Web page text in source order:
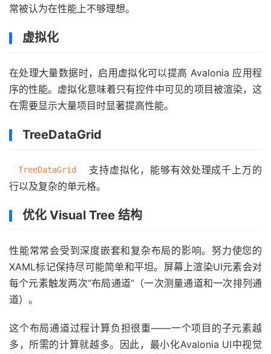
常被认为在性能上不够理想。
虚拟化
在处理大量数据时，启用虚拟化可以提高 Avalonia 应用程
序的性能。虚拟化意味着只有控件中可见的项目被渲染，这
在需要显示大量项目时显著提高性能。
TreeDataGrid
TreeDataGrid
支持虚拟化，能够有效处理成千上万的
行以及复杂的单元格。
优化 Visual Tree 结构
性能常常会受到深度嵌套和复杂布局的影响。努力使您的
XAML标记保持尽可能简单和平坦。屏幕上渲染UI元素会对
每个元素触发两次“布局通道”（一次测量通道和一次排列通
道）。
这个布局通道过程计算负担很重——一个项目的子元素越
多，所需的计算就越多。因此，最小化Avalonia UI中视觉